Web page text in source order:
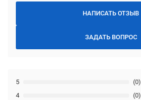
НАПИСАТЬ ОТЗЫВ
ЗАДАТЬ ВОПРОС
4 (0)
5 (0)